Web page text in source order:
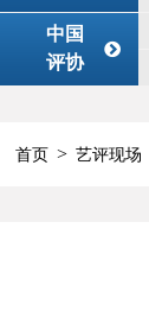
中国
评协
首页 > 艺评现场